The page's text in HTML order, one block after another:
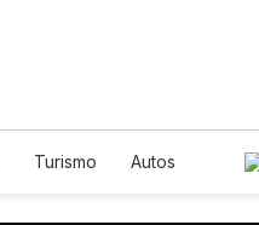
Turismo
Autos